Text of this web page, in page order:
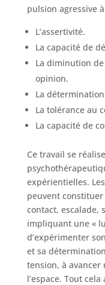
pulsion agressive
L’assertivité.
La capacité de
La diminution
opinion.
La
La tolérance au
La capacité de
Ce travail se
expérientielles.
peuvent
contact, escalade,
impliquant une «
d’expérimenter
et sa
tension, à avancer
l’espace. Tout